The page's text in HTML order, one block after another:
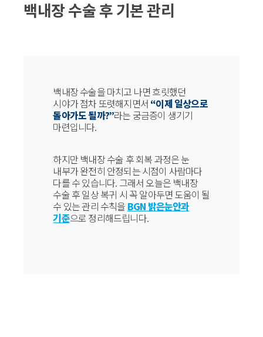
백내장 수술 후 기본 관리
백내장 수술을 마치고 나면 흐릿했던
시야가 점차 또렷해지면서 “이제 일상으로
돌아가도 될까?”라는 궁금증이 생기기
마련입니다.
하지만 백내장 수술 후 회복 과정은 눈
내부가 완전히 안정되는 시점이 사람마다
다를 수 있습니다. 그래서 오늘은 백내장
수술 후 일상 복귀 시 꼭 알아두면 도움이 될
수 있는 관리 수칙을 BGN 밝은눈안과
기준으로 정리해드립니다.